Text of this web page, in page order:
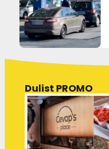
Dulist PROMO